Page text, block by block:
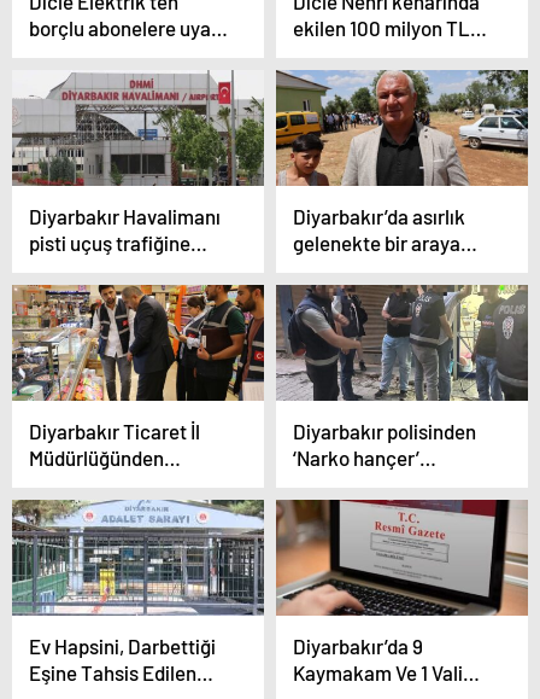
borçlu abonelere uyarı:
toplanacak, enerji
sağlanmayacak
ekilen 100 milyon TL
imha edildi
Diyarbakır Havalimanı
pisti uçuş trafiğine
Diyarbakır’da asırlık
gelenekte bir araya
birbirlerini kırbaçlıyor
Diyarbakır Ticaret İl
Müdürlüğünden
denetim
Diyarbakır polisinden
‘Narko hançer’
Ev Hapsini, Darbettiği
Eşine Tahsis Edilen
Diyarbakır’da 9
Kaymakam Ve 1 Vali